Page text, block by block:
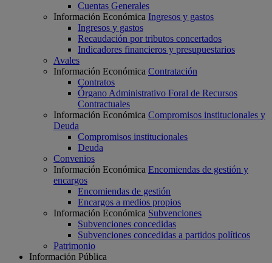
Cuentas Generales
Información Económica Ingresos y gastos
Ingresos y gastos
Recaudación por tributos concertados
Indicadores financieros y presupuestarios
Avales
Información Económica Contratación
Contratos
Órgano Administrativo Foral de Recursos
Contractuales
Información Económica Compromisos institucionales y
Deuda
Compromisos institucionales
Deuda
Convenios
Información Económica Encomiendas de gestión y
encargos
Encomiendas de gestión
Encargos a medios propios
Información Económica Subvenciones
Subvenciones concedidas
Subvenciones concedidas a partidos políticos
Patrimonio
Información Pública